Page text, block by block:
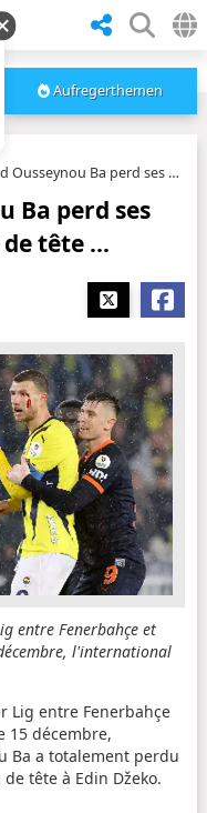
Aufregerthemen
Ba perd ses nerfs et donne un coup de tête ...
Ba perd ses
tête ...
entre Fenerbahçe et
l'international
Lig entre Fenerbahçe
15 décembre,
Ba a totalement perdu
tête à Edin Džeko.